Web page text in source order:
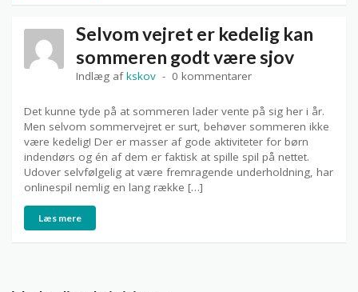
Selvom vejret er kedelig kan
sommeren godt være sjov
Indlæg afkskov 0 kommentarer
Det kunne tyde på at sommeren lader vente på sig her i år.
Men selvom sommervejret er surt, behøver sommeren ikke
være kedelig! Der er masser af gode aktiviteter for børn
indendørs og én af dem er faktisk at spille spil på nettet.
Udover selvfølgelig at være fremragende underholdning, har
onlinespil nemlig en lang række […]
Læs mere